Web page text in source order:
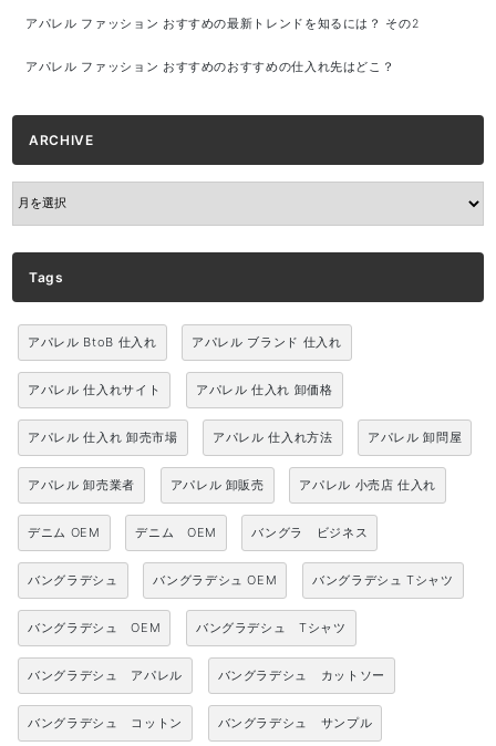
アパレル ファッション おすすめの最新トレンドを知るには？ その2
アパレル ファッション おすすめのおすすめの仕入れ先はどこ？
ARCHIVE
ARCHIVE
Tags
アパレル BtoB 仕入れ アパレル ブランド 仕入れ
アパレル 仕入れサイト アパレル 仕入れ 卸価格
アパレル 仕入れ 卸売市場 アパレル 仕入れ方法 アパレル 卸問屋
アパレル 卸売業者 アパレル 卸販売 アパレル 小売店 仕入れ
デニム OEM デニム OEM バングラ ビジネス
バングラデシュ バングラデシュ OEM バングラデシュ Tシャツ
バングラデシュ OEM バングラデシュ Tシャツ
バングラデシュ アパレル バングラデシュ カットソー
バングラデシュ コットン バングラデシュ サンプル